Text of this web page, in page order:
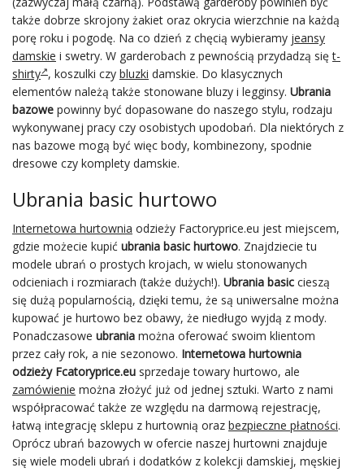
także dobrze skrojony żakiet oraz okrycia wierzchnie na każdą
porę roku i pogodę. Na co dzień z chęcią wybieramy jeansy
damskie i swetry. W garderobach z pewnością przydadzą sięt-
shirty , koszulki czy bluzki damskie. Do klasycznych
elementów należą także stonowane bluzy i legginsy. Ubrania
bazowe powinny być dopasowane do naszego stylu, rodzaju
wykonywanej pracy czy osobistych upodobań. Dla niektórych z
nas bazowe mogą być więc body, kombinezony, spodnie
dresowe czy komplety damskie.
Ubrania basic hurtowo
Internetowa hurtownia odzieży Factoryprice.eu jest miejscem,
gdzie możecie kupić ubrania basic hurtowo. Znajdziecie tu
modele ubrań o prostych krojach, w wielu stonowanych
odcieniach i rozmiarach (także dużych!). Ubrania basic cieszą
się dużą popularnością, dzięki temu, że są uniwersalne można
kupować je hurtowo bez obawy, że niedługo wyjdą z mody.
Ponadczasowe ubrania można oferować swoim klientom
przez cały rok, a nie sezonowo. Internetowa hurtownia
odzieży Fcatoryprice.eu sprzedaje towary hurtowo, ale
zamówienie można złożyć już od jednej sztuki. Warto z nami
współpracować także ze względu na darmową rejestrację,
łatwą integrację sklepu z hurtownią oraz bezpieczne płatności.
Oprócz ubrań bazowych w ofercie naszej hurtowni znajduje
się wiele modeli ubrań i dodatków z kolekcji damskiej, męskiej